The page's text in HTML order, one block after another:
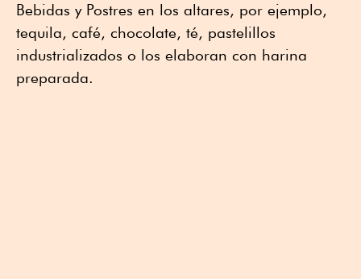
Bebidas y Postres en los altares, por ejemplo,
tequila, café, chocolate, té, pastelillos
industrializados o los elaboran con harina
preparada.